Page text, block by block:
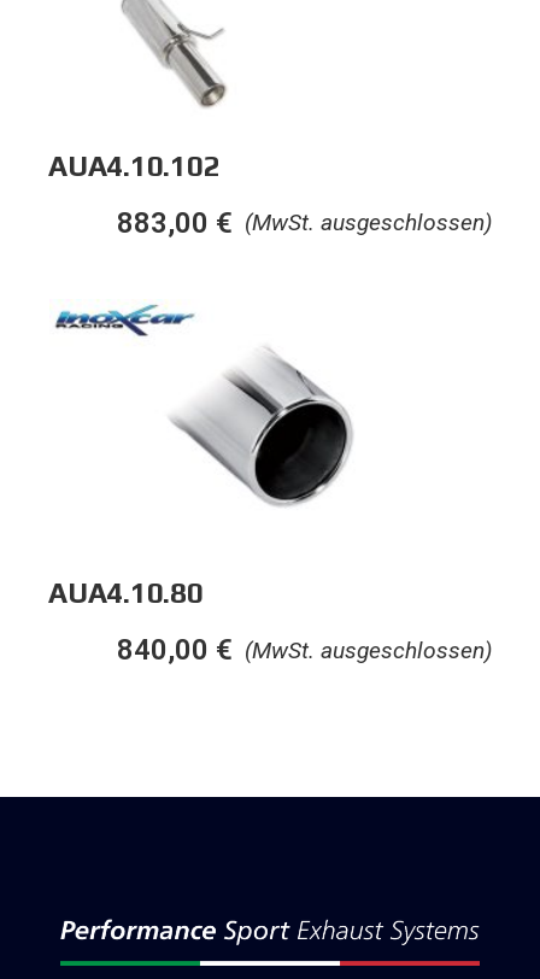
AUA4.10.102
(MwSt. ausgeschlossen)
883,00 €
AUA4.10.80
(MwSt. ausgeschlossen)
840,00 €